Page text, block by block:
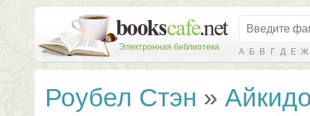
Электронная библиотека А Б В Г Д Е Ж
Роубел Стэн »